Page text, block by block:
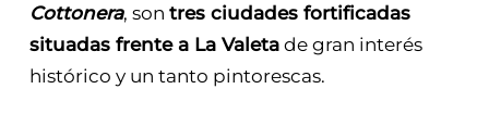
Cottonera, son tres ciudades fortificadas
situadas frente a La Valetade gran interés
histórico y un tanto pintorescas.